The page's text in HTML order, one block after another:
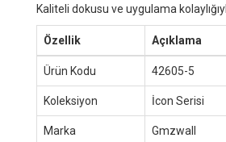
Kaliteli dokusu ve uygulama
Özellik Açıklama
Ürün Kodu 42605-5
Koleksiyon İcon Serisi
Marka Gmzwall